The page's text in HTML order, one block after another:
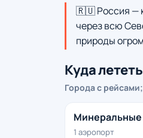
🇷🇺 Россия —
через всю
природы
Куда
Города с
1 аэропорт